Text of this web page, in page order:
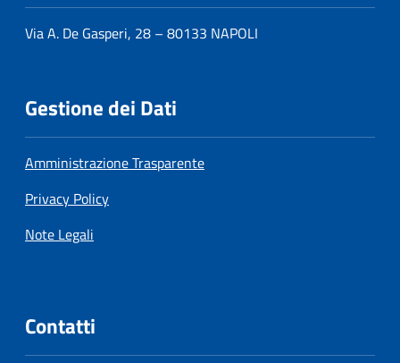
Via A. De Gasperi, 28 – 80133 NAPOLI
Gestione dei Dati
Amministrazione Trasparente
Privacy Policy
Note Legali
Contatti